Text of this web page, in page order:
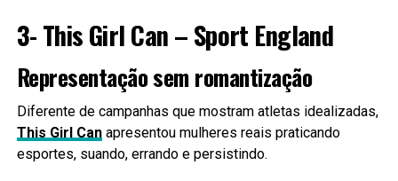
3- This Girl Can – Sport England
Representação sem romantização
Diferente de campanhas que mostram atletas idealizadas,
This Girl Canapresentou mulheres reais praticando
esportes, suando, errando e persistindo.